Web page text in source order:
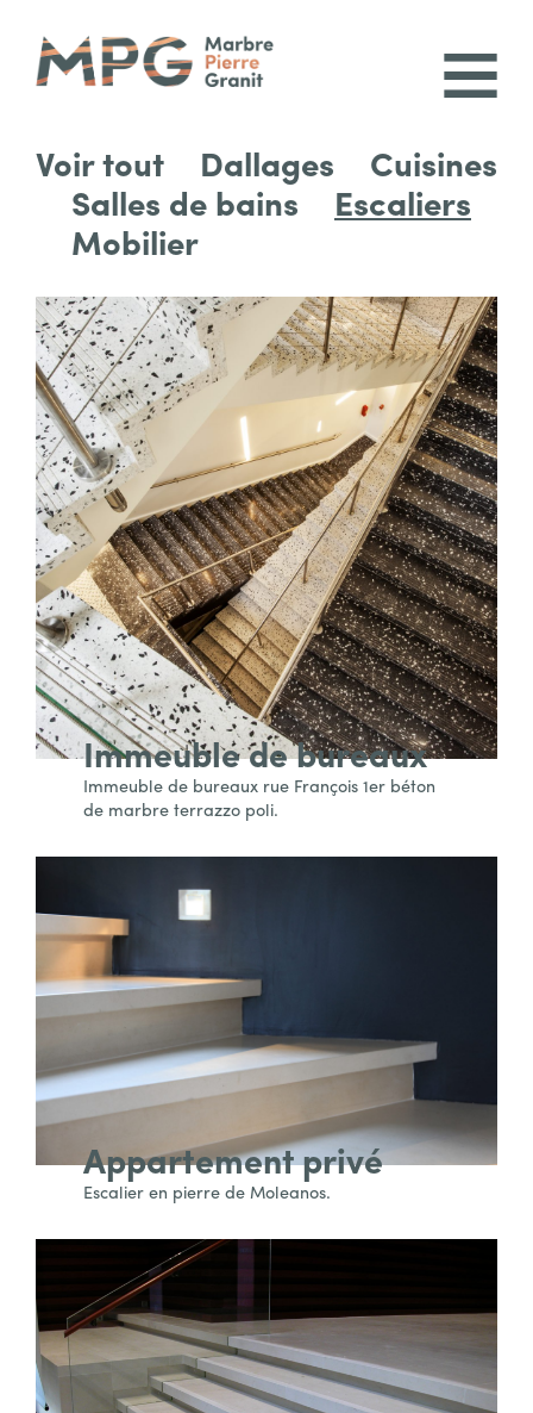
Menu
Voir tout Dallages
Cuisines
Salles de bains
Escaliers
Mobilier
Immeuble de bureaux
Immeuble de bureaux rue François 1er béton
de marbre terrazzo poli.
Appartement privé
Escalier en pierre de Moleanos.